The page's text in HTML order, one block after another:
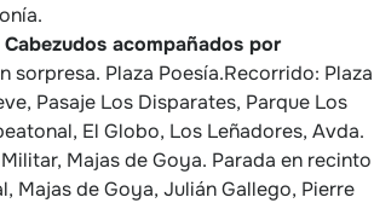
acompañados por
sorpresa. Plaza Poesía.Recorrido: Plaza
Pasaje Los Disparates, Parque Los
El Globo, Los Leñadores, Avda.
Majas de Goya. Parada en recinto
Majas de Goya, Julián Gallego, Pierre